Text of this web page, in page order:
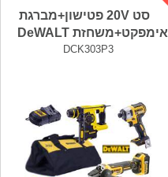
סט 20V פטישון+מברגת
אימפקט+משחזת DeWALT
DCK303P3